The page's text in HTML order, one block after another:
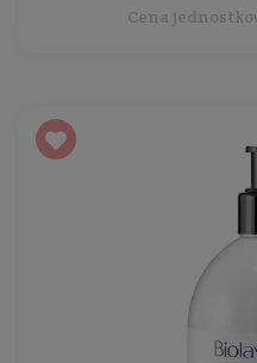
Cena